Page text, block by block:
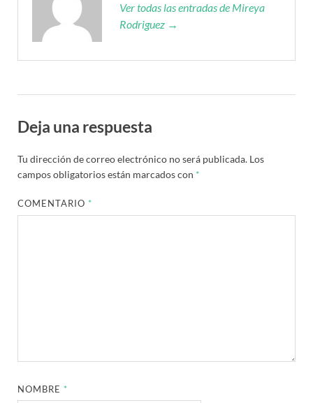
Ver todas las entradas de Mireya
Rodriguez →
Deja una respuesta
Tu dirección de correo electrónico no será publicada. Los
campos obligatorios están marcados con *
COMENTARIO *
NOMBRE *